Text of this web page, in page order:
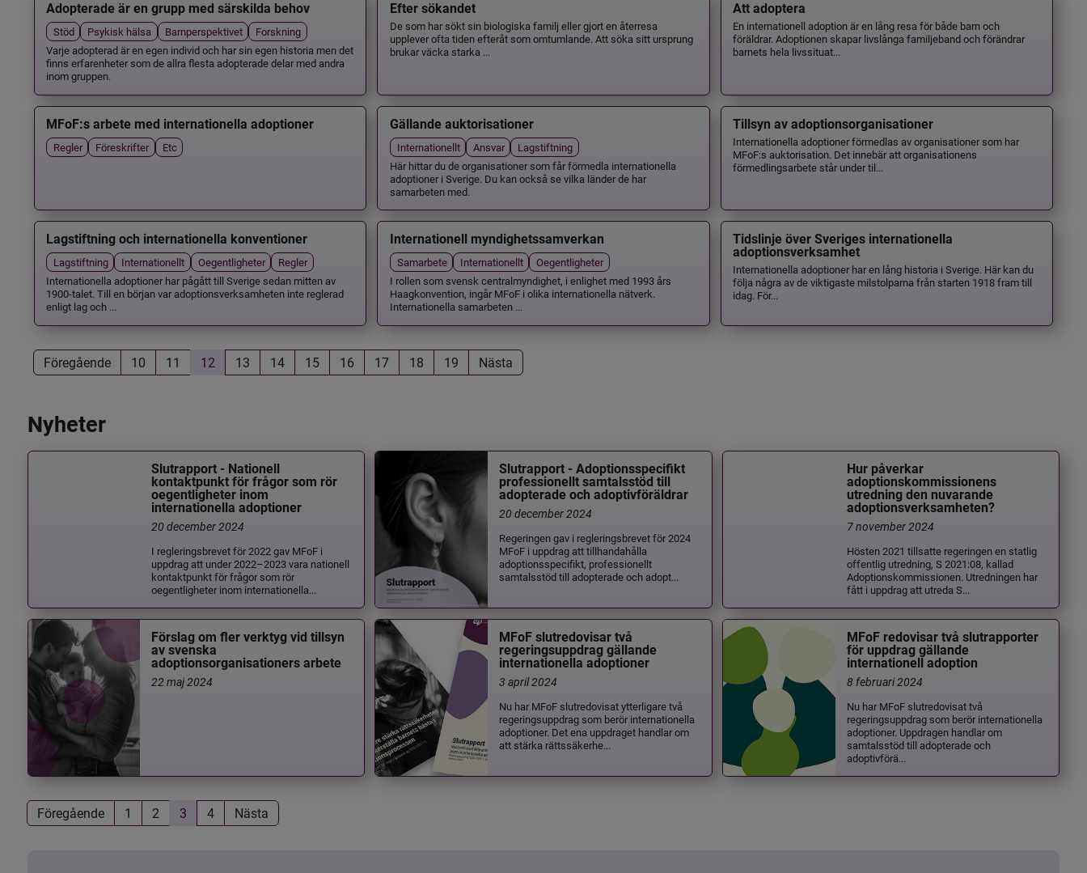
Adopterade är en grupp med särskilda behov
Stöd Psykisk hälsa Barnperspektivet
Forskning
Varje adopterad är en egen individ och har sin egen historia men det
finns erfarenheter som de allra flesta adopterade delar med andra
inom gruppen.
Efter sökandet
De som har sökt sin biologiska familj eller gjort en återresa
upplever ofta tiden efteråt som omtumlande. Att söka sitt ursprung
brukar väcka starka ...
Att adoptera
En internationell adoption är en lång resa för både barn och
föräldrar. Adoptionen skapar livslånga familjeband och förändrar
barnets hela livssituat...
MFoF:s arbete med internationella adoptioner
Regler Föreskrifter Etc
Gällande auktorisationer
Internationellt Ansvar
Lagstiftning
Här hittar du de organisationer som får förmedla internationella
adoptioner i Sverige. Du kan också se vilka länder de har
samarbeten med.
Tillsyn av adoptionsorganisationer
Internationella adoptioner förmedlas av organisationer som har
MFoF:s auktorisation. Det innebär att organisationens
förmedlingsarbete står under til...
Lagstiftning och internationella konventioner
Lagstiftning Internationellt Oegentligheter
Regler
Internationella adoptioner har pågått till Sverige sedan mitten av
1900-talet. Till en början var adoptionsverksamheten inte reglerad
enligt lag och ...
Internationell myndighetssamverkan
Samarbete Internationellt
Oegentligheter
I rollen som svensk centralmyndighet, i enlighet med 1993 års
Haagkonvention, ingår MFoF i olika internationella nätverk.
Internationella samarbeten ...
Tidslinje över Sveriges internationella
adoptionsverksamhet
Internationella adoptioner har en lång historia i Sverige. Här kan du
följa några av de viktigaste milstolparna från starten 1918 fram till
idag. För...
Föregående 10 11 12 13 14 15 16 17 18 19 Nästa
Nyheter
Slutrapport - Nationell
kontaktpunkt för frågor som rör
oegentligheter inom
internationella adoptioner
20 december 2024
I regleringsbrevet för 2022 gav MFoF i
uppdrag att under 2022–2023 vara nationell
kontaktpunkt för frågor som rör
oegentligheter inom internationella...
Slutrapport - Adoptionsspecifikt
professionellt samtalsstöd till
adopterade och adoptivföräldrar
20 december 2024
Regeringen gav i regleringsbrevet för 2024
MFoF i uppdrag att tillhandahålla
adoptionsspecifikt, professionellt
samtalsstöd till adopterade och adopt...
Hur påverkar
adoptionskommissionens
utredning den nuvarande
adoptionsverksamheten?
7 november 2024
Hösten 2021 tillsatte regeringen en statlig
offentlig utredning, S 2021:08, kallad
Adoptionskommissionen. Utredningen har
fått i uppdrag att utreda S...
Förslag om fler verktyg vid tillsyn
av svenska
adoptionsorganisationers arbete
22 maj 2024
MFoF slutredovisar två
regeringsuppdrag gällande
internationella adoptioner
3 april 2024
Nu har MFoF slutredovisat ytterligare två
regeringsuppdrag som berör internationella
adoptioner. Det ena uppdraget handlar om
att stärka rättssäkerhe...
MFoF redovisar två slutrapporter
för uppdrag gällande
internationell adoption
8 februari 2024
Nu har MFoF slutredovisat två
regeringsuppdrag som berör internationella
adoptioner. Uppdragen handlar om
samtalsstöd till adopterade och
adoptivförä...
Föregående 1 2 3 4 Nästa